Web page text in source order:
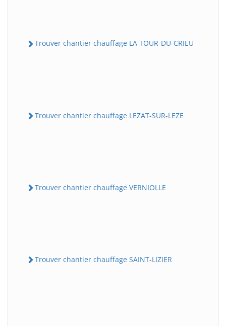
Trouver chantier chauffage LA TOUR-DU-CRIEU
Trouver chantier chauffage LEZAT-SUR-LEZE
Trouver chantier chauffage VERNIOLLE
Trouver chantier chauffage SAINT-LIZIER